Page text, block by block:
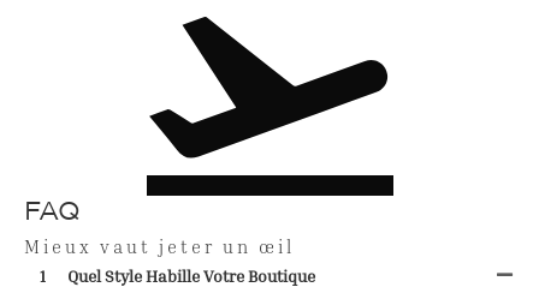
FAQ
Mieux vaut jeter un œil
1 Quel Style Habille Votre Boutique